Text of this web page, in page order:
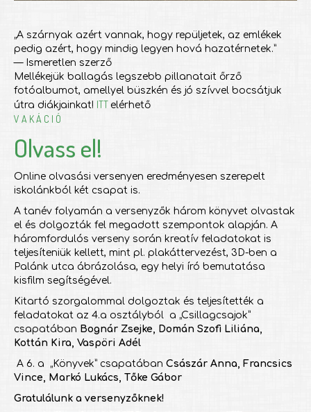
„A szárnyak azért vannak, hogy repüljetek, az emlékek
pedig azért, hogy mindig legyen hová hazatérnetek.”
— Ismeretlen szerző
Mellékejük ballagás legszebb pillanatait őrző
fotóalbumot, amellyel büszkén és jó szívvel bocsátjuk
útra diákjainkat! ITT elérhető
V A K Á C I Ó
Olvass el!
Online olvasási versenyen eredményesen szerepelt
iskolánkból két csapat is.
A tanév folyamán a versenyzők három könyvet olvastak
el és dolgozták fel megadott szempontok alapján. A
háromfordulós verseny során kreatív feladatokat is
teljesíteniük kellett, mint pl. plakáttervezést, 3D-ben a
Palánk utca ábrázolása, egy helyi író bemutatása
kisfilm segítségével.
Kitartó szorgalommal dolgoztak és teljesítették a
feladatokat az 4.a osztályból a „Csillagcsajok”
csapatában Bognár Zsejke, Domán Szofi Liliána,
Kottán Kira, Vaspöri Adél
A 6. a „Könyvek” csapatában Császár Anna, Francsics
Vince, Markó Lukács, Tőke Gábor
Gratulálunk a versenyzőknek!